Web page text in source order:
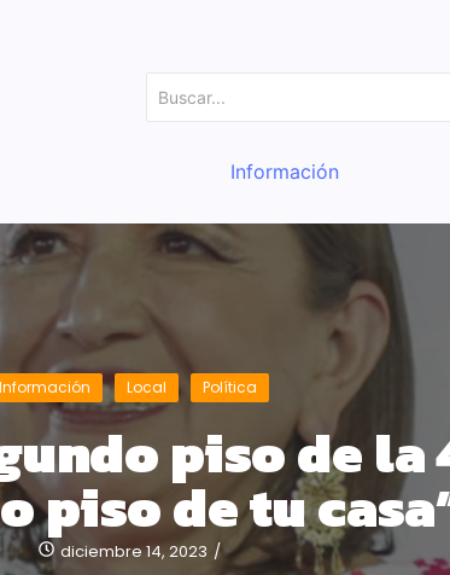
Información
Información Local Política
piso de la
piso de tu
diciembre 14, 2023 /